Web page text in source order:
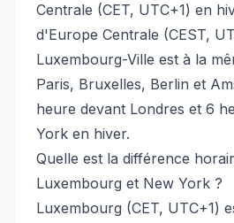
Centrale (CET, UTC+1) en
d'Europe Centrale (CEST,
Luxembourg-Ville est à la
Paris, Bruxelles, Berlin et
heure devant Londres et 6
York en hiver.
Quelle est la différence
Luxembourg et New York ?
Luxembourg (CET, UTC+1)